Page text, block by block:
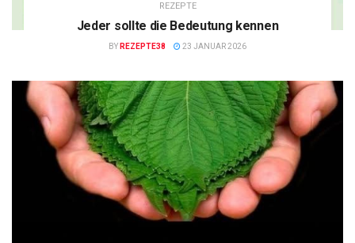
REZEPTE
Jeder sollte die Bedeutung kennen
BY REZEPTE38 23 JANUAR 2026